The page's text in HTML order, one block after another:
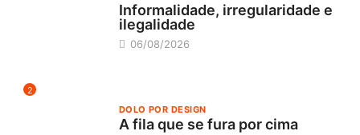
Informalidade, irregularidade e
ilegalidade
06/08/2026
2
DOLO POR DESIGN
A fila que se fura por cima